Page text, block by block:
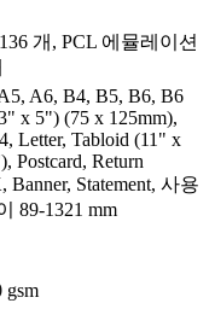
개, PCL 에뮬레이션
A6, B4, B5, B6, B6
x 5") (75 x 125mm),
Letter, Tabloid (11" x
Postcard, Return
Banner, Statement, 사용
89-1321 mm
gsm